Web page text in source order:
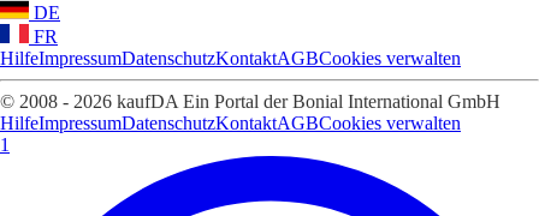
DE
FR
HilfeImpressumDatenschutzKontaktAGBCookies verwalten
© 2008 - 2026 kaufDA Ein Portal der Bonial International GmbH
HilfeImpressumDatenschutzKontaktAGBCookies verwalten
1